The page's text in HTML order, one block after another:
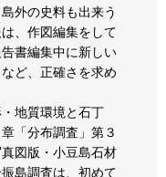
外の史料も出来う
、作図編集をして
書編集中に新しい
ど、正確さを求め
地質環境と石丁
「分布調査」第３
図版・小豆島石材
島調査は、初めて